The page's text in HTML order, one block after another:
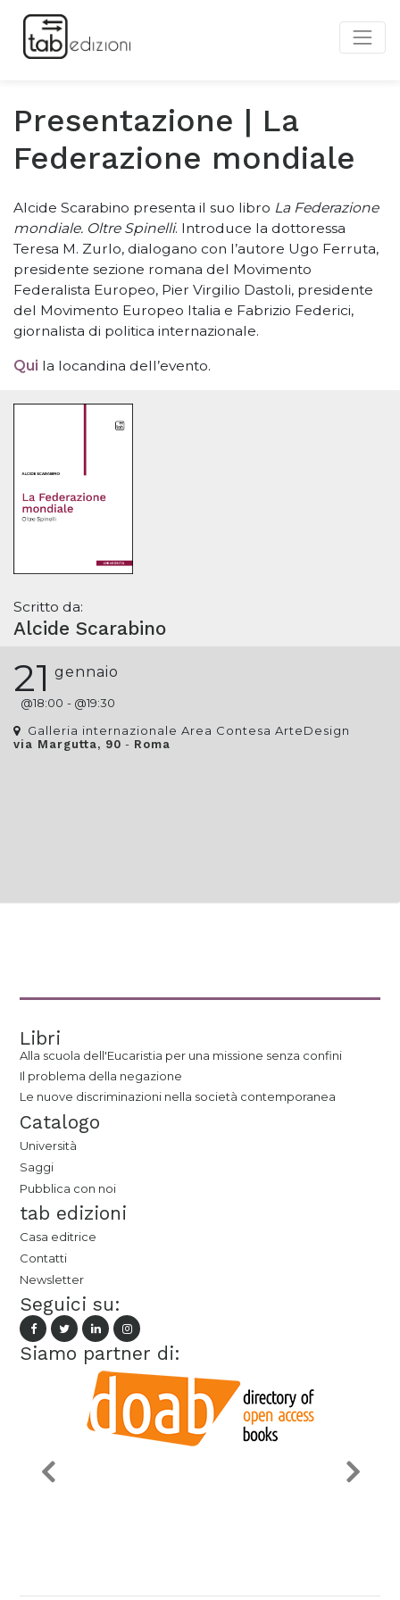
Presentazione | La
Federazione mondiale
Alcide Scarabino presenta il suo libro La Federazione
mondiale. Oltre Spinelli. Introduce la dottoressa
Teresa M. Zurlo, dialogano con l’autore Ugo Ferruta,
presidente sezione romana del Movimento
Federalista Europeo, Pier Virgilio Dastoli, presidente
del Movimento Europeo Italia e Fabrizio Federici,
giornalista di politica internazionale.
Qui la locandina dell’evento.
Scritto da:
Alcide Scarabino
21 gennaio
@18:00 - @19:30
Galleria internazionale Area Contesa ArteDesign
via Margutta, 90 - Roma
Libri
Alla scuola dell'Eucaristia per una missione senza confini
Il problema della negazione
Le nuove discriminazioni nella società contemporanea
Catalogo
Università
Saggi
Pubblica con noi
tab edizioni
Casa editrice
Contatti
Newsletter
Seguici su:
Siamo partner di: